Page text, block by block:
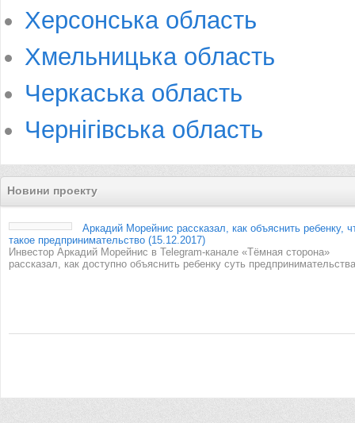
Херсонська область
Хмельницька область
Черкаська область
Чернігівська область
Новини проекту
Аркадий Морейнис рассказал, как объяснить ребенку,
такое предпринимательство (15.12.2017)
Инвестор Аркадий Морейнис в Telegram-канале «Тёмная сторона»
рассказал, как доступно объяснить ребенку суть